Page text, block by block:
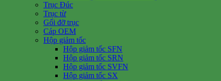
Trục Đúc
Trục từ
Gối đỡ trục
Cáp OEM
Hộp giảm tốc
Hộp giảm tốc SFN
Hộp giảm tốc SRN
Hộp giảm tốc SVFN
Hộp giảm tốc SX